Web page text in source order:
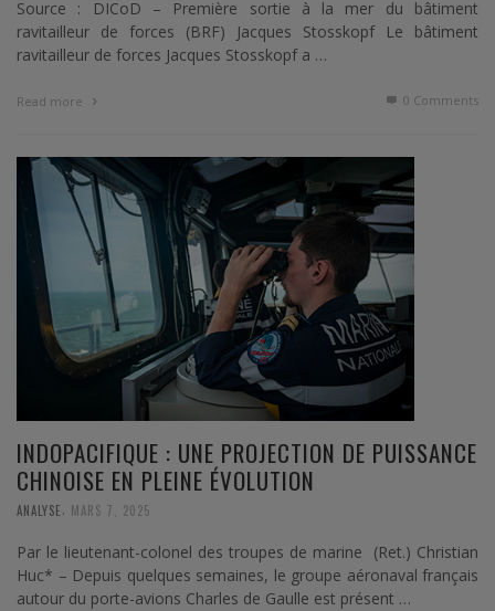
Source : DICoD – Première sortie à la mer du bâtiment
ravitailleur de forces (BRF) Jacques Stosskopf Le bâtiment
ravitailleur de forces Jacques Stosskopf a …
Read more 0 Comments
INDOPACIFIQUE : UNE PROJECTION DE PUISSANCE
CHINOISE EN PLEINE ÉVOLUTION
ANALYSE MARS 7, 2025
Par le lieutenant-colonel des troupes de marine (Ret.) Christian
Huc* – Depuis quelques semaines, le groupe aéronaval français
autour du porte-avions Charles de Gaulle est présent …